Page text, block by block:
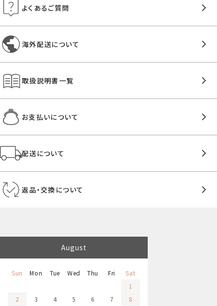
よくあるご質問
海外配送について
取扱説明書一覧
お支払いについて
配送について
返品・交換について
August
Sun Mon Tue Wed Thu Fri
Sat
1
2
3 4 5 6 7
8